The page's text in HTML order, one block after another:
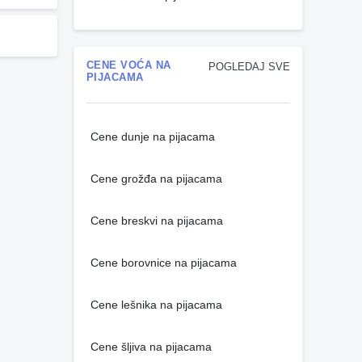
POGLEDAJ SVE
CENE VOĆA NA
PIJACAMA
Cene dunje na pijacama
Cene grožđa na pijacama
Cene breskvi na pijacama
Cene borovnice na pijacama
Cene lešnika na pijacama
Cene šljiva na pijacama